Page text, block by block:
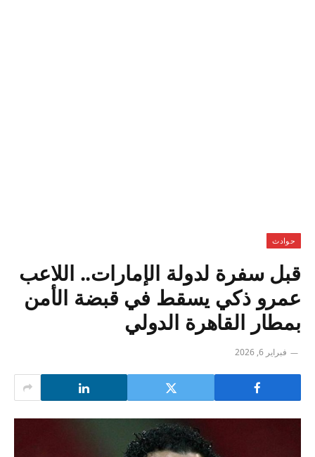
حوادث
قبل سفرة لدولة الإمارات.. اللاعب
عمرو ذكي يسقط في قبضة الأمن
بمطار القاهرة الدولي
فبراير 6, 2026